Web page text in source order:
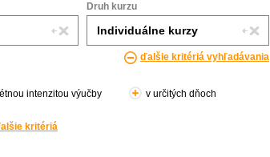
Druh kurzu
ďalšie kritériá vyhľadávania
intenzitou výučby v určitých dňoch
kritériá